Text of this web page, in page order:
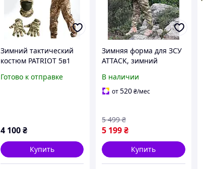
Зимний тактический
костюм PATRIOT 5в1
военная форма
Готово к отправке
4 100₴
Купить
Зимняя форма для ЗСУ
ATTACK, зимний
армейский теплый
костюм мультикам
В наличии
от520₴/мес
5 199₴
5 499 ₴
Купить